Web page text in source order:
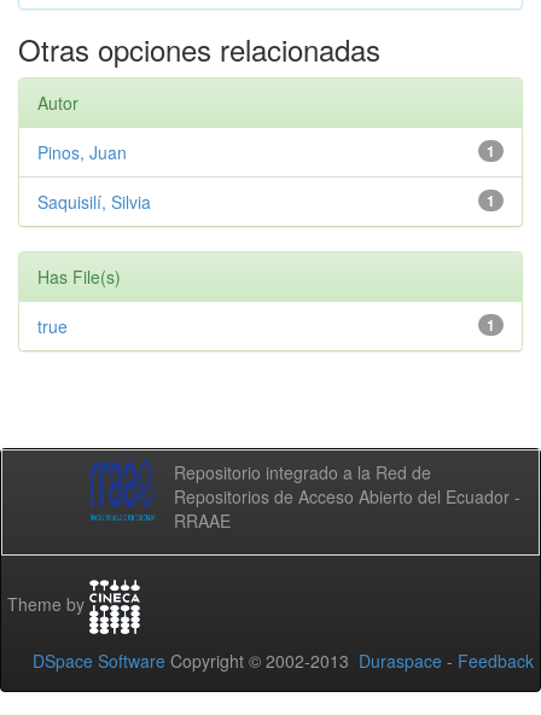
Otras opciones relacionadas
Autor
1
Pinos, Juan
1
Saquisilí, Silvia
Has File(s)
1
true
Repositorio integrado a la Red de
Repositorios de Acceso Abierto del Ecuador -
RRAAE
Theme by
DSpace Software Copyright © 2002-2013 Duraspace - Feedback